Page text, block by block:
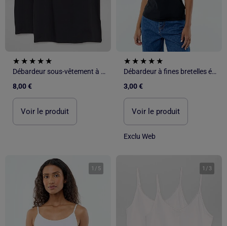
Débardeur sous-vêtement à fines bretelles
8,00 €
Voir le produit
Débardeur à fines bretelles évasé
3,00 €
Voir le produit
Exclu Web
1 / 5 1 / 3